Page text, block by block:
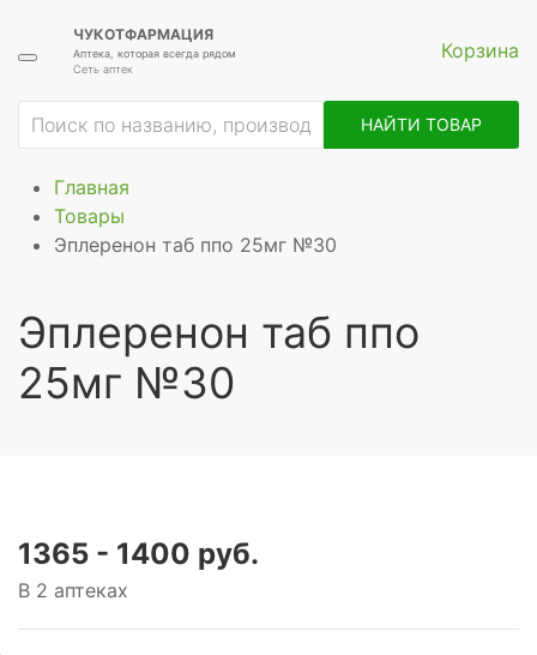
ЧУКОТФАРМАЦИЯ
Аптека, которая всегда рядом
Сеть аптек
Корзина
НАЙТИ ТОВАР
Главная
Товары
Эплеренон таб ппо 25мг №30
Эплеренон таб ппо
25мг №30
1365 - 1400 руб.
В 2 аптеках